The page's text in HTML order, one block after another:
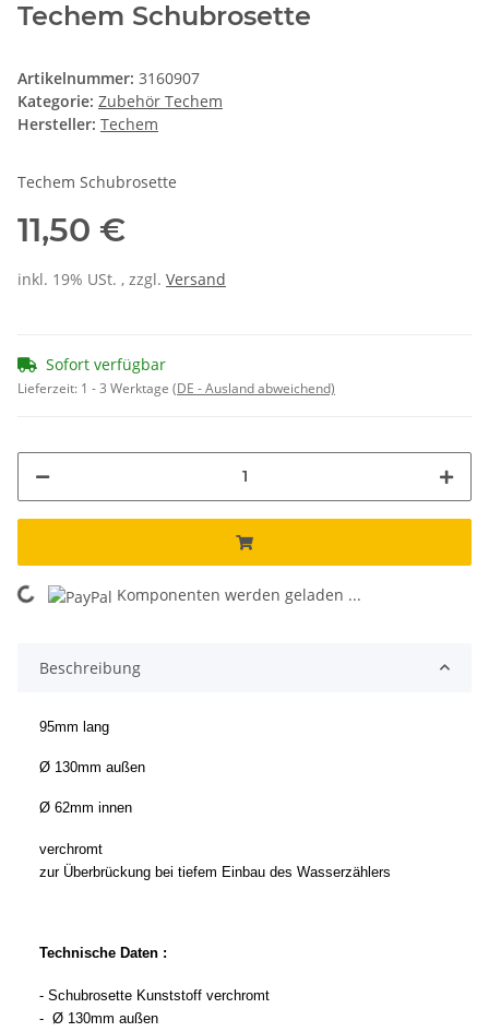
Techem Schubrosette
Artikelnummer: 3160907
Kategorie: Zubehör Techem
Hersteller: Techem
Techem Schubrosette
11,50 €
inkl. 19% USt. , zzgl. Versand
Sofort verfügbar
Lieferzeit: 1 - 3 Werktage (DE - Ausland abweichend)
Komponenten werden geladen ...
Beschreibung
95mm lang
Ø 130mm außen
Ø 62mm innen
verchromt
zur Überbrückung bei tiefem Einbau des Wasserzählers
Technische Daten :
- Schubrosette Kunststoff verchromt
- Ø 130mm außen